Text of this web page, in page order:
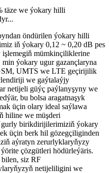
täze we ýokary hilli
öndürilen ýokary hilli
iň ýokary 0,12 ~ 0,20 dB pes
mümkinçiliklerine
ýokary ugur gazançlaryna
UMTS we LTE geçirijilik
we gaýtalaýjy
netijeli güýç paýlanyşyny we
bu bolsa aragatnaşyk
üçin olary ideal saýlawa
hiline we müşderi
birikdirijilerimiziň ýokary
üçin berk hil gözegçiliginden
aýratyn zerurlyklaryňyzy
çözgütleri hödürleýäris.
siz RF
netijeliligini we